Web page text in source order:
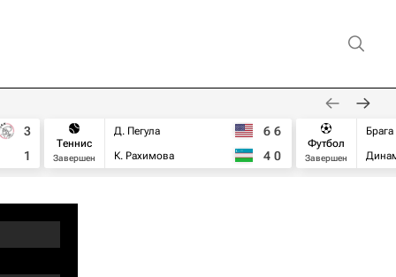
3
1
Теннис
Завершен
Д. Пегула
К. Рахимова
6 6
4 0
Футбол
Завершен
Брага